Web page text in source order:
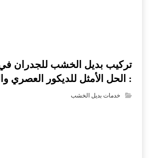
تركيب بديل الخشب للجدران في
: الحل الأمثل للديكور العصري
خدمات بديل الخشب